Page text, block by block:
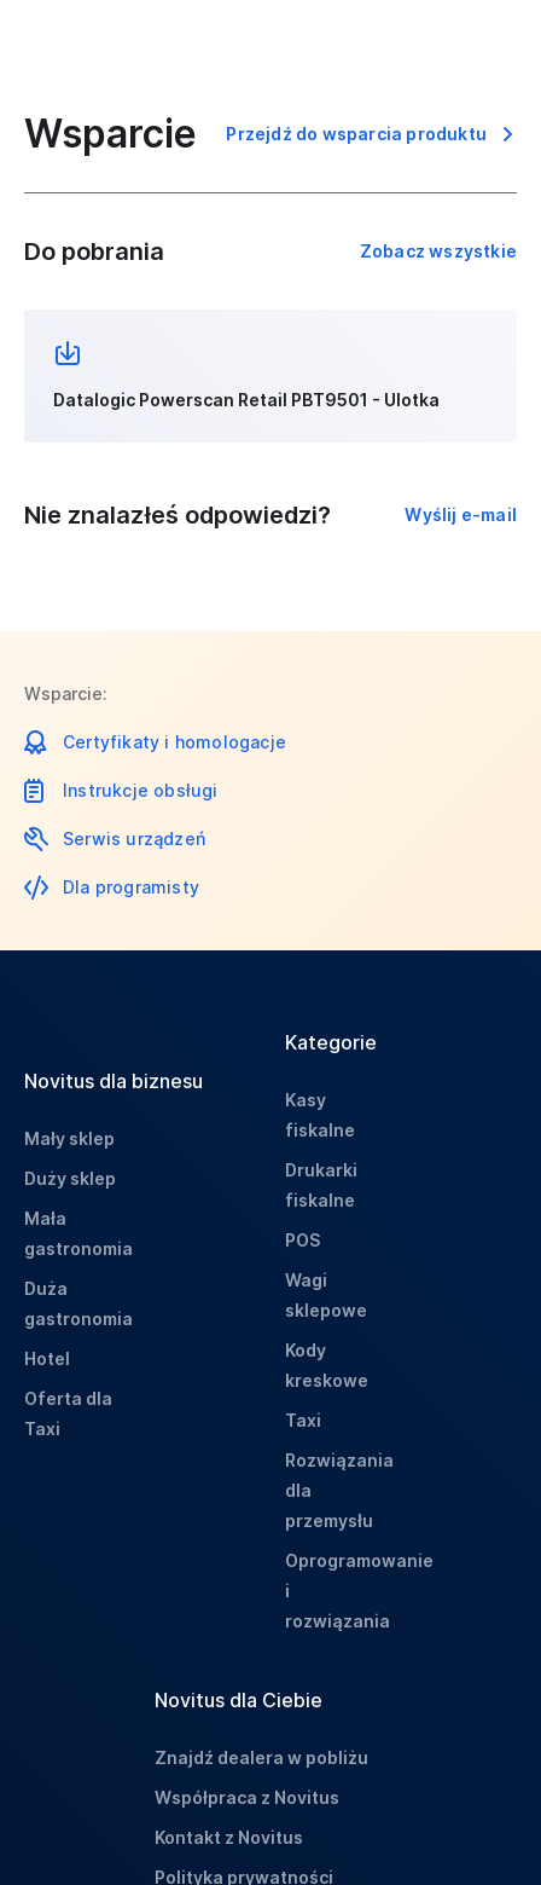
Wsparcie Przejdź do wsparcia produktu
Do pobrania Zobacz wszystkie
Datalogic Powerscan Retail PBT9501 - Ulotka
Nie znalazłeś odpowiedzi? Wyślij e-mail
Wsparcie:
Certyfikaty i homologacje
Instrukcje obsługi
Serwis urządzeń
Dla programisty
Novitus dla biznesu
Mały sklep
Duży sklep
Mała
gastronomia
Duża
gastronomia
Hotel
Oferta dla
Taxi
Kategorie
Kasy
fiskalne
Drukarki
fiskalne
POS
Wagi
sklepowe
Kody
kreskowe
Taxi
Rozwiązania
dla
przemysłu
Oprogramowanie
i
rozwiązania
Novitus dla Ciebie
Znajdź dealera w pobliżu
Współpraca z Novitus
Kontakt z Novitus
Polityka prywatności